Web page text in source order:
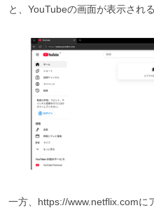
と、YouTubeの画面が表示され
一方、https://www.netflix.comに